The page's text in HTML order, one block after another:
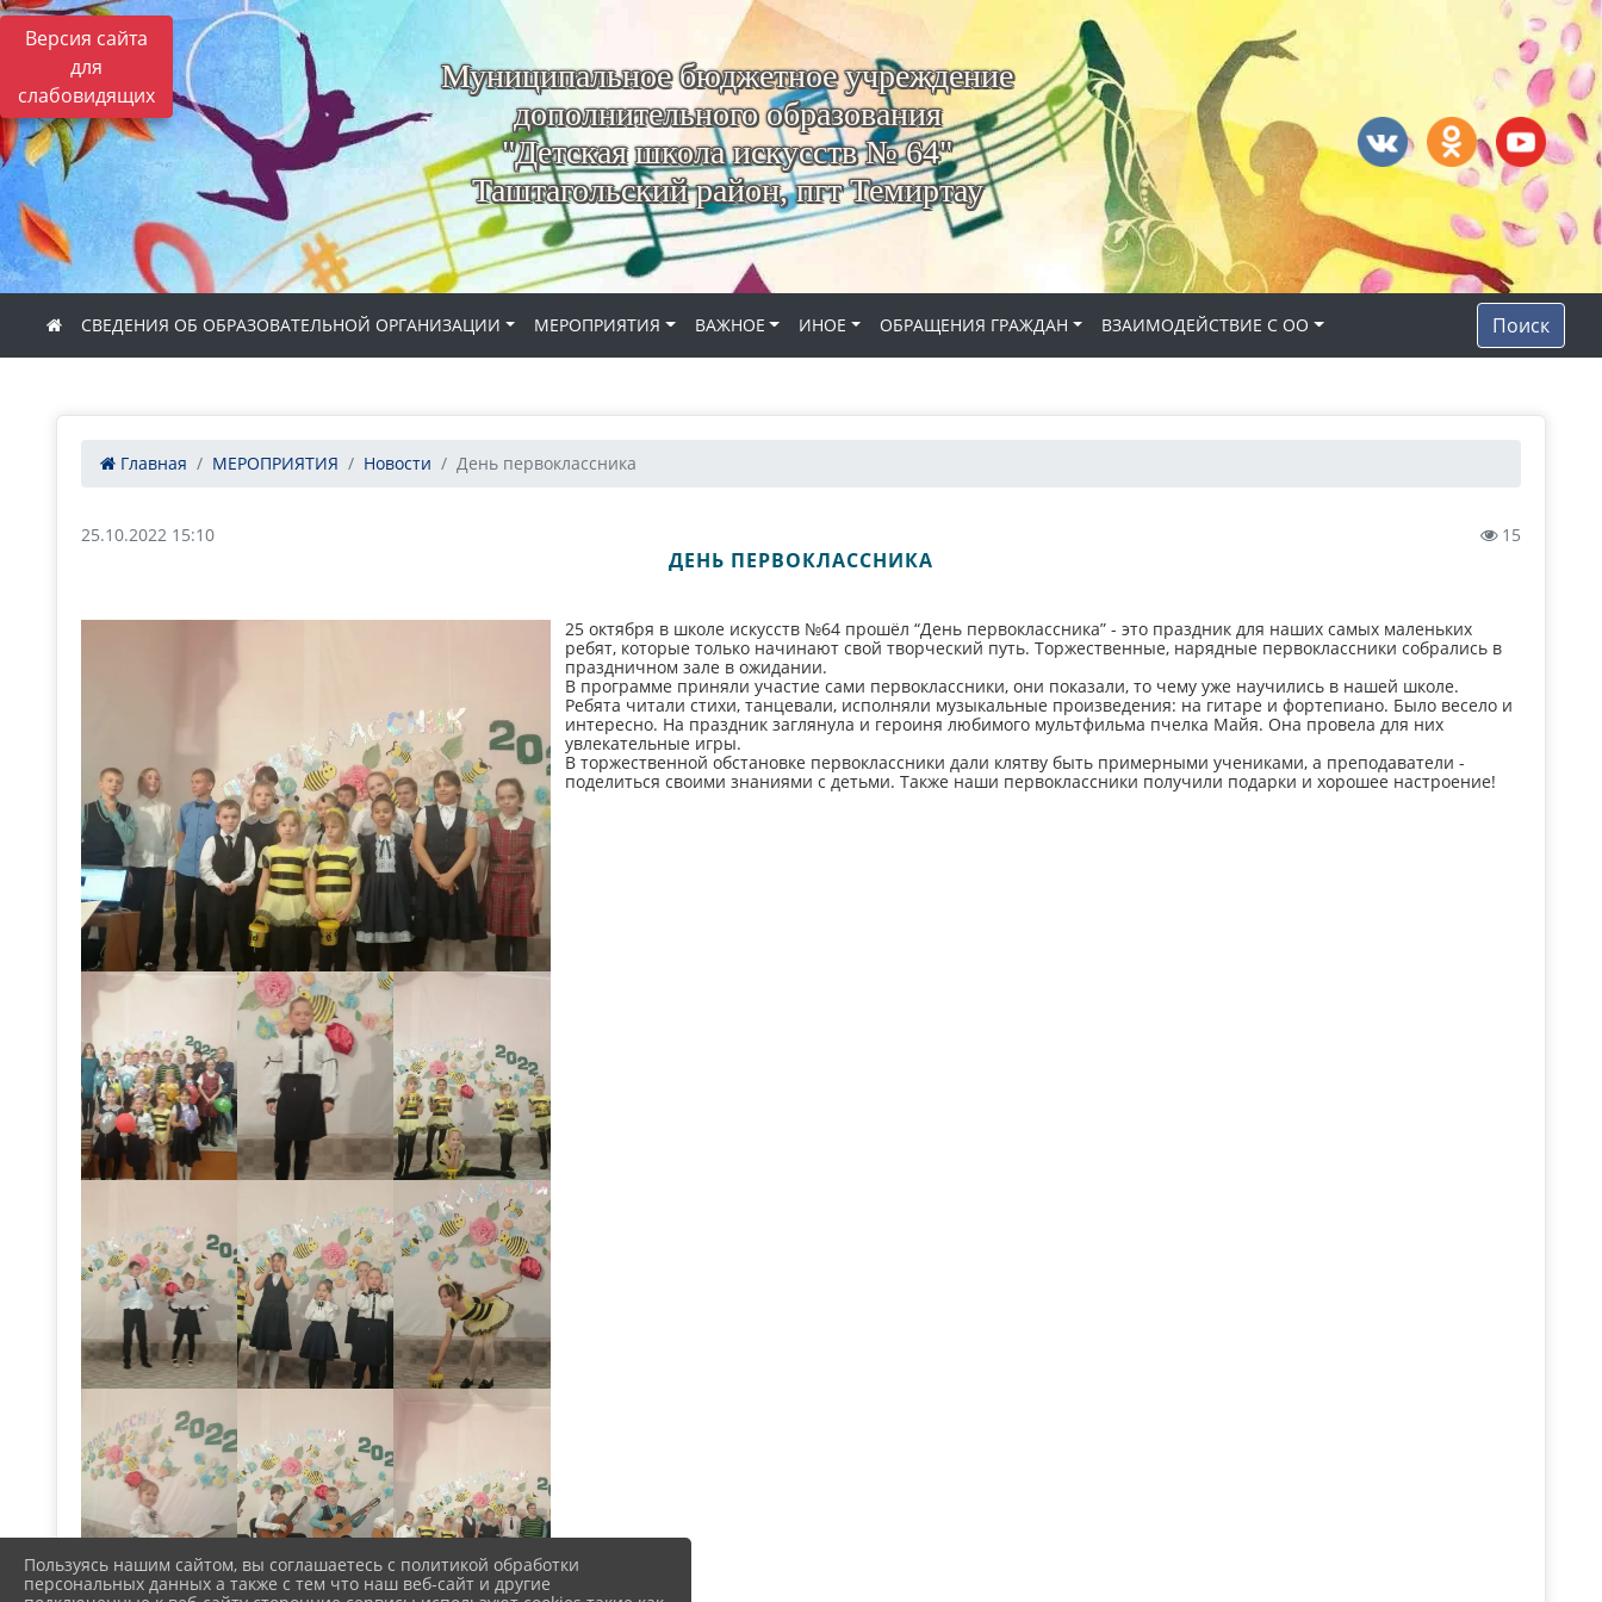
Версия сайта
для
слабовидящих
Муниципальное бюджетное учреждение
дополнительного образования
"Детская школа искусств № 64"
Таштагольский район, пгт Темиртау
СВЕДЕНИЯ ОБ ОБРАЗОВАТЕЛЬНОЙ ОРГАНИЗАЦИИ МЕРОПРИЯТИЯ ВАЖНОЕ ИНОЕ ОБРАЩЕНИЯ ГРАЖДАН ВЗАИМОДЕЙСТВИЕ С ОО Поиск
Главная МЕРОПРИЯТИЯ Новости День первоклассника
25.10.2022 15:10 15
ДЕНЬ ПЕРВОКЛАССНИКА
25 октября в школе искусств №64 прошёл “День первоклассника” - это праздник для наших самых маленьких
ребят, которые только начинают свой творческий путь. Торжественные, нарядные первоклассники собрались в
праздничном зале в ожидании.
В программе приняли участие сами первоклассники, они показали, то чему уже научились в нашей школе.
Ребята читали стихи, танцевали, исполняли музыкальные произведения: на гитаре и фортепиано. Было весело и
интересно. На праздник заглянула и героиня любимого мультфильма пчелка Майя. Она провела для них
увлекательные игры.
В торжественной обстановке первоклассники дали клятву быть примерными учениками, а преподаватели -
поделиться своими знаниями с детьми. Также наши первоклассники получили подарки и хорошее настроение!
Пользуясь нашим сайтом, вы соглашаетесь с политикой обработки
персональных данных а также с тем что наш веб-сайт и другие